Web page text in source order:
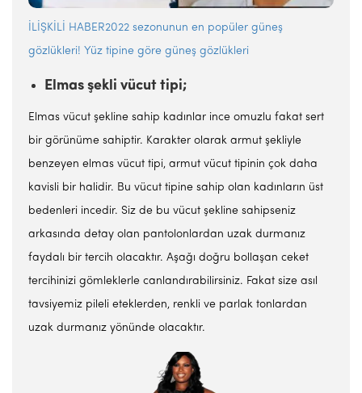
İLİŞKİLİ HABER2022 sezonunun en popüler güneş
gözlükleri! Yüz tipine göre güneş gözlükleri
Elmas şekli vücut tipi;
Elmas vücut şekline sahip kadınlar ince omuzlu fakat sert
bir görünüme sahiptir. Karakter olarak armut şekliyle
benzeyen elmas vücut tipi, armut vücut tipinin çok daha
kavisli bir halidir. Bu vücut tipine sahip olan kadınların üst
bedenleri incedir. Siz de bu vücut şekline sahipseniz
arkasında detay olan pantolonlardan uzak durmanız
faydalı bir tercih olacaktır. Aşağı doğru bollaşan ceket
tercihinizi gömleklerle canlandırabilirsiniz. Fakat size asıl
tavsiyemiz pileli eteklerden, renkli ve parlak tonlardan
uzak durmanız yönünde olacaktır.